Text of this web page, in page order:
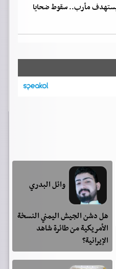
يستهدف مأرب.. سقوط ضحايا
وائل البدري
هل دشن الجيش اليمني النسخة
الأمريكية من طائرة شاهد
الإيرانية؟